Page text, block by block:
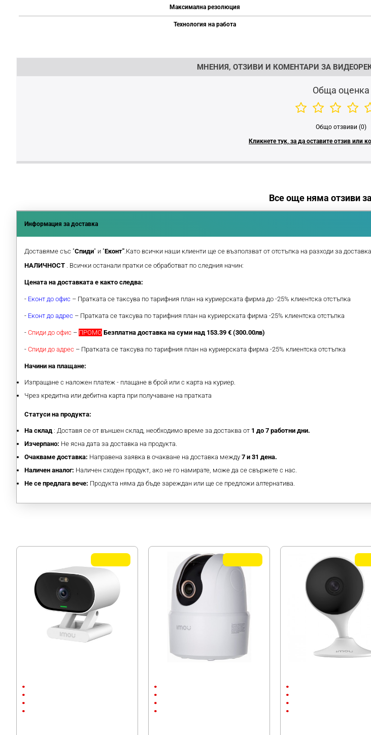
Максимална резолюция
Технология на работа
МНЕНИЯ, ОТЗИВИ И КОМЕНТАРИ ЗА
Обща оценка
Общо отзвиви (0)
Кликнете тук, за да оставите отзив или
Все още няма отзиви
Информация за доставка
Доставяме със "Спиди" и "Еконт".Като всички наши клиенти ще се възползват от отстъпка на разходи за
НАЛИЧНОСТ . Всички останали пратки се обработват по следния начин:
Цената на доставката е както следва:
- Еконт до офис – Пратката се таксува по тарифния план на куриерската фирма до -25% клиентска отстъпка
- Еконт до адрес – Пратката се таксува по тарифния план на куриерската фирма -25% клиентска отстъпка
- Спиди до офис – ПРОМО Безплатна доставка на суми над 153.39 € (300.00лв)
- Спиди до адрес – Пратката се таксува по тарифния план на куриерската фирма -25% клиентска отстъпка
Начини на плащане:
Изпращане с наложен платеж - плащане в брой или с карта на куриер.
Чрез кредитна или дебитна карта при получаване на пратката
Статуси на продукта:
На склад : Доставя се от външен склад, необходимо време за достаква от 1 до 7 работни дни.
Изчерпано: Не ясна дата за доставка на продукта.
Очакваме доставка: Направена заявка в очакване на доставка между 7 и 31 дена.
Наличен аналог: Наличен сходен продукт, ако не го намирате, може да се свържете с нас.
Не се предлага вече: Продукта няма да бъде зареждан или ще се предложи алтернатива.